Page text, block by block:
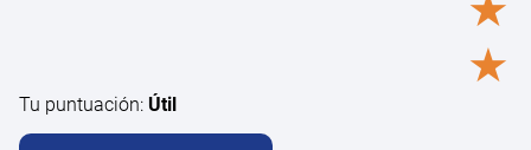
★
Tu puntuación: Útil